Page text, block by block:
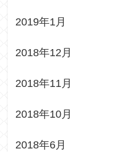
2019年1月
2018年12月
2018年11月
2018年10月
2018年6月